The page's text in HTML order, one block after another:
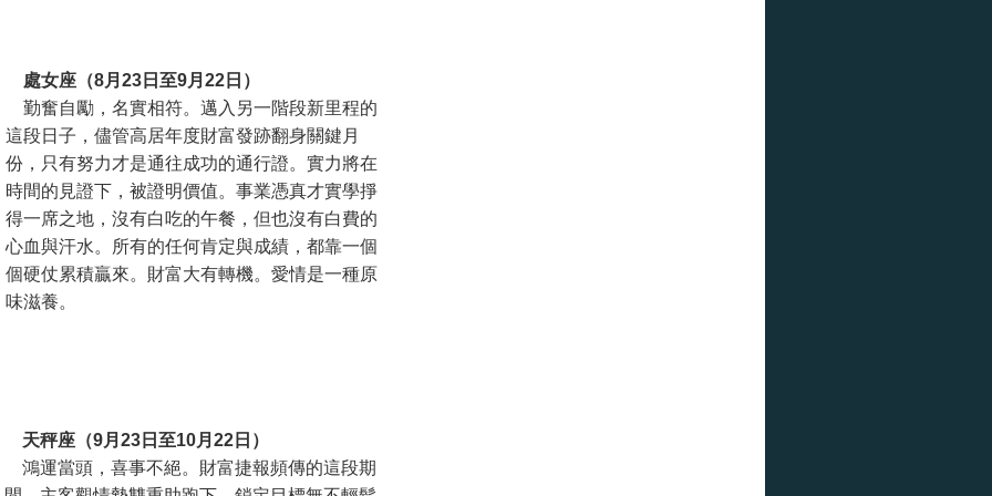
處女座（8月23日至9月22日）
勤奮自勵，名實相符。邁入另一階段新里程的
這段日子，儘管高居年度財富發跡翻身關鍵月
份，只有努力才是通往成功的通行證。實力將在
時間的見證下，被證明價值。事業憑真才實學掙
得一席之地，沒有白吃的午餐，但也沒有白費的
心血與汗水。所有的任何肯定與成績，都靠一個
個硬仗累積贏來。財富大有轉機。愛情是一種原
味滋養。
天秤座（9月23日至10月22日）
鴻運當頭，喜事不絕。財富捷報頻傳的這段期